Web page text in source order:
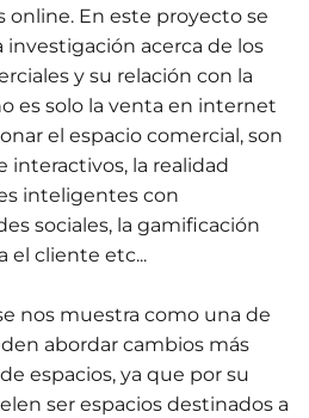
online. En este proyecto se
acerca de los
y su relación con la
es solo la venta en internet
el espacio comercial, son
interactivos, la realidad
inteligentes con
sociales, la gamificación
el cliente etc...
nos muestra como una de
abordar cambios más
espacios, ya que por su
ser espacios destinados a